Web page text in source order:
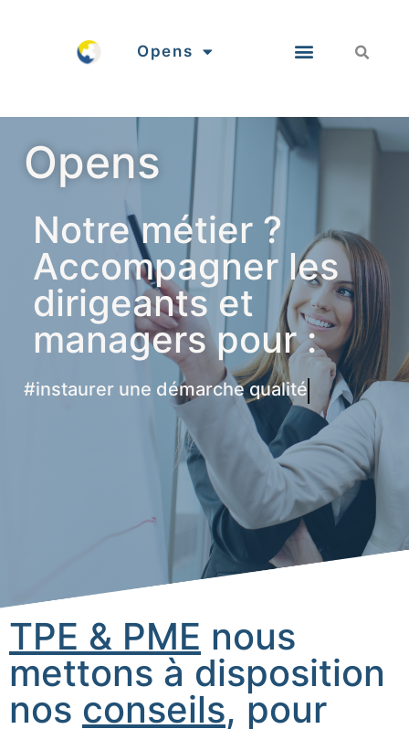
Opens
Opens
Notre métier ?
Accompagner les
dirigeants et
managers pour :
#attirer et fidéliser leurs collaborateurs
TPE & PME nous
mettons à disposition
nos conseils, pour